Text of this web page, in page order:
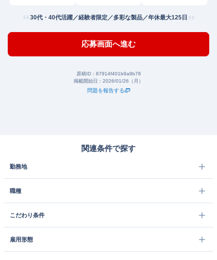
30代・40代活躍／経験者限定／多彩な製品／年休最大125日
応募画面へ進む
原稿ID： 87914f401b9a9b78
掲載開始日： 2026/01/26（月）
問題を報告する
関連条件で探す
勤務地
職種
こだわり条件
雇用形態